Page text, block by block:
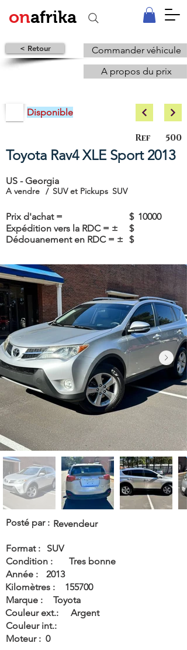
onafrika
< Retour
Commander véhicule
A propos du prix
Disponible
Ref 500
Toyota Rav4 XLE Sport 2013
US - Georgia
A vendre / SUV et Pickups SUV
Prix d'achat = $ 10000
Expédition vers la RDC = ±
$
Dédouanement en RDC = ± $
Posté par : Revendeur
Format :
SUV
Condition :
Tres bonne
Année :
2013
Kilomètres :
155700
Marque :
Toyota
Couleur ext.:
Argent
Couleur int.:
Moteur : 0